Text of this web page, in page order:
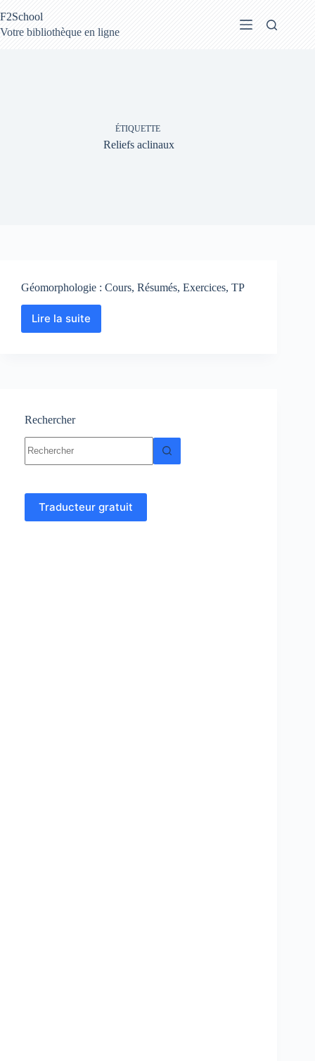
au
contenu
F2School
Votre bibliothèque en ligne
ÉTIQUETTE
Reliefs aclinaux
Géomorphologie : Cours, Résumés, Exercices, TP
Lire la suiteGéomorphologie
Rechercher
résultat
Traducteur gratuit